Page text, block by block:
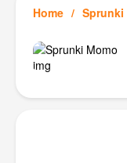
Home Sprunki